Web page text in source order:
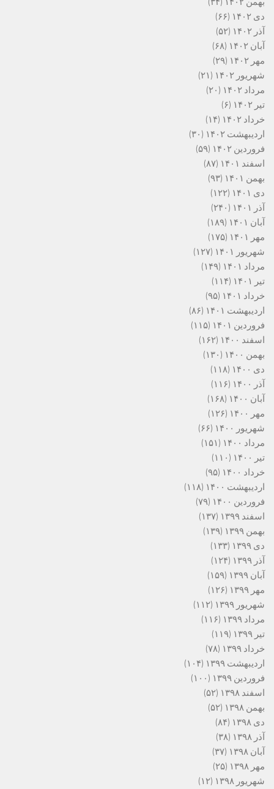
دی ۱۴۰۲
(۶۶)
آذر ۱۴۰۲
(۵۲)
آبان ۱۴۰۲
(۶۸)
مهر ۱۴۰۲
(۲۹)
شهریور ۱۴۰۲
(۲۱)
مرداد ۱۴۰۲
(۲۰)
تیر ۱۴۰۲
(۶)
خرداد ۱۴۰۲
(۱۴)
اردیبهشت ۱۴۰۲
(۳۰)
فروردین ۱۴۰۲
(۵۹)
اسفند ۱۴۰۱
(۸۷)
بهمن ۱۴۰۱
(۹۳)
دی ۱۴۰۱
(۱۲۲)
آذر ۱۴۰۱
(۲۴۰)
آبان ۱۴۰۱
(۱۸۹)
مهر ۱۴۰۱
(۱۷۵)
شهریور ۱۴۰۱
(۱۲۷)
مرداد ۱۴۰۱
(۱۴۹)
تیر ۱۴۰۱
(۱۱۴)
خرداد ۱۴۰۱
(۹۵)
اردیبهشت ۱۴۰۱
(۸۶)
فروردین ۱۴۰۱
(۱۱۵)
اسفند ۱۴۰۰
(۱۶۲)
بهمن ۱۴۰۰
(۱۳۰)
دی ۱۴۰۰
(۱۱۸)
آذر ۱۴۰۰
(۱۱۶)
آبان ۱۴۰۰
(۱۶۸)
مهر ۱۴۰۰
(۱۲۶)
شهریور ۱۴۰۰
(۶۶)
مرداد ۱۴۰۰
(۱۵۱)
تیر ۱۴۰۰
(۱۱۰)
خرداد ۱۴۰۰
(۹۵)
اردیبهشت ۱۴۰۰
(۱۱۸)
فروردین ۱۴۰۰
(۷۹)
اسفند ۱۳۹۹
(۱۳۷)
بهمن ۱۳۹۹
(۱۳۹)
دی ۱۳۹۹
(۱۳۳)
آذر ۱۳۹۹
(۱۲۴)
آبان ۱۳۹۹
(۱۵۹)
مهر ۱۳۹۹
(۱۲۶)
شهریور ۱۳۹۹
(۱۱۲)
مرداد ۱۳۹۹
(۱۱۶)
تیر ۱۳۹۹
(۱۱۹)
خرداد ۱۳۹۹
(۷۸)
اردیبهشت ۱۳۹۹
(۱۰۴)
فروردین ۱۳۹۹
(۱۰۰)
اسفند ۱۳۹۸
(۵۲)
بهمن ۱۳۹۸
(۵۲)
دی ۱۳۹۸
(۸۴)
آذر ۱۳۹۸
(۳۸)
آبان ۱۳۹۸
(۳۷)
مهر ۱۳۹۸
(۲۵)
شهریور ۱۳۹۸
(۱۲)